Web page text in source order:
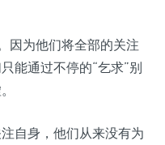
因为他们将全部的关注
能通过不停的“乞求”别
自身，他们从来没有为